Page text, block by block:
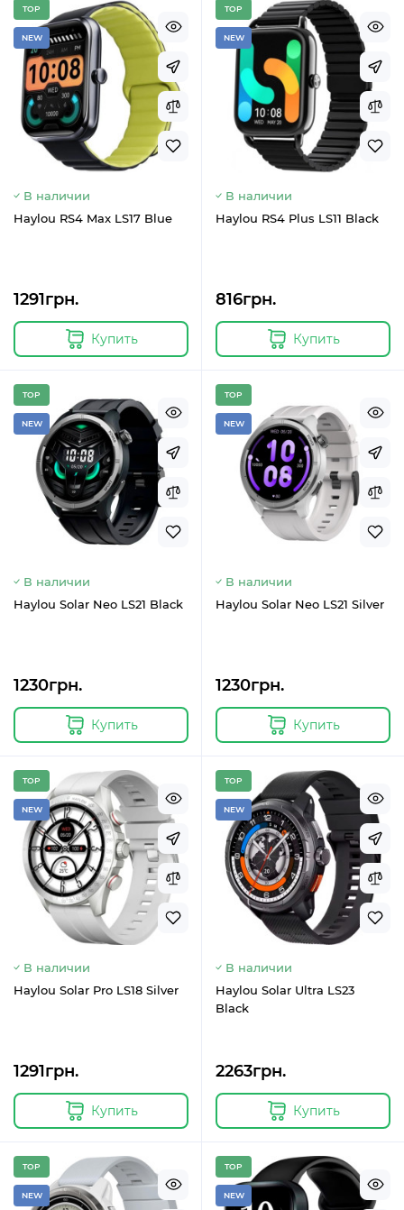
TOP
NEW
В наличии
Haylou RS4 Max LS17 Blue
1291грн.
Купить
TOP
NEW
В наличии
Haylou RS4 Plus LS11 Black
816грн.
Купить
TOP
NEW
В наличии
Haylou Solar Neo LS21 Black
1230грн.
Купить
TOP
NEW
В наличии
Haylou Solar Neo LS21 Silver
1230грн.
Купить
TOP
NEW
В наличии
Haylou Solar Pro LS18 Silver
1291грн.
Купить
TOP
NEW
В наличии
Haylou Solar Ultra LS23
Black
2263грн.
Купить
TOP
NEW
TOP
NEW